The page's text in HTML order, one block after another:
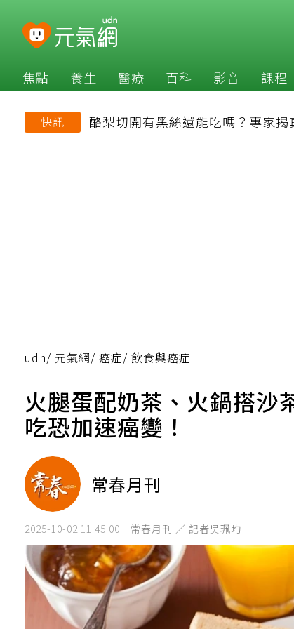
焦點 養生 醫療 百科 影音 課程
快訊 酪梨切開有黑絲還能吃嗎？專家
udn/ 元氣網/ 癌症/ 飲食與癌症
火腿蛋配奶茶、火鍋搭
吃恐加速癌變！
常春月刊
2025-10-02 11:45:00 常春月刊 ／ 記者吳珮均